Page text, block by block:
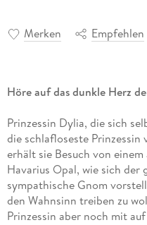
Merken Empfehlen
Höre auf das dunkle Herz
Prinzessin Dylia, die sich
die schlafloseste Prinzessin
erhält sie Besuch von
Havarius Opal, wie sich der
sympathische Gnom
den Wahnsinn treiben zu
Prinzessin aber noch mit